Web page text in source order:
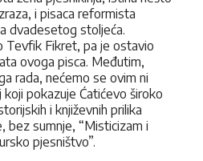
i pisaca reformista
dvadesetog stoljeća.
Tevfik Fikret, pa je ostavio
ovoga pisca. Međutim,
rada, nećemo se ovim ni
koji pokazuje Ćatićevo široko
i književnih prilika
bez sumnje, “Misticizam i
pjesništvo”.